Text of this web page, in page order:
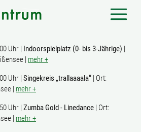
Uhr | Indoorspielplatz (0- bis 3-Jährige) |
| mehr +
Uhr | Singekreis „trallaaaala“ | Ort:
| mehr +
Uhr | Zumba Gold - Linedance | Ort:
| mehr +